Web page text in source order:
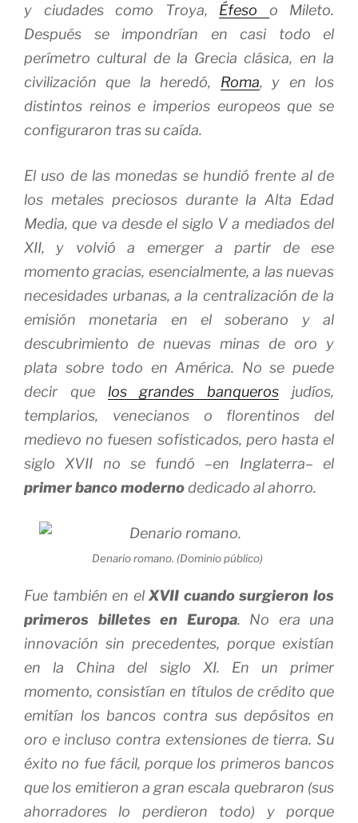
y ciudades como Troya, Éfeso o Mileto.
Después se impondrían en casi todo el
perímetro cultural de la Grecia clásica, en la
civilización que la heredó, Roma, y en los
distintos reinos e imperios europeos que se
configuraron tras su caída.
El uso de las monedas se hundió frente al de
los metales preciosos durante la Alta Edad
Media, que va desde el siglo V a mediados del
XII, y volvió a emerger a partir de ese
momento gracias, esencialmente, a las nuevas
necesidades urbanas, a la centralización de la
emisión monetaria en el soberano y al
descubrimiento de nuevas minas de oro y
plata sobre todo en América. No se puede
decir que los grandes banqueros judíos,
templarios, venecianos o florentinos del
medievo no fuesen sofisticados, pero hasta el
siglo XVII no se fundó –en Inglaterra– el
primer banco modernodedicado al ahorro.
Denario romano. (Dominio público)
Fue también en elXVII cuando surgieron los
primeros billetes en Europa. No era una
innovación sin precedentes, porque existían
en la China del siglo XI. En un primer
momento, consistían en títulos de crédito que
emitían los bancos contra sus depósitos en
oro e incluso contra extensiones de tierra. Su
éxito no fue fácil, porque los primeros bancos
que los emitieron a gran escala quebraron (sus
ahorradores lo perdieron todo) y porque